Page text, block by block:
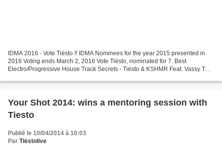
IDMA 2016 - Vote Tiësto !! IDMA Nominees for the year 2015 presented in
2016 Voting ends March 2, 2016 Vote Tiësto, nominated for 7. Best
Electro/Progressive House Track Secrets - Tiësto & KSHMR Feat. Vassy The
Your Shot 2014: wins a mentoring session with
Tiesto
Publié le 10/04/2014 à 10:03
Par Tiëstolive